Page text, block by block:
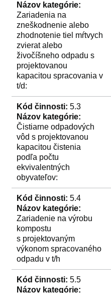
Názov kategórie:
Zariadenia na
zneškodnenie alebo
zhodnotenie tiel mŕtvych
zvierat alebo
živočíšneho odpadu s
projektovanou
kapacitou spracovania v
t/d:
Kód činnosti: 5.3
Názov kategórie:
Čistiarne odpadových
vôd s projektovanou
kapacitou čistenia
podľa počtu
ekvivalentných
obyvateľov:
Kód činnosti: 5.4
Názov kategórie:
Zariadenie na výrobu
kompostu
s projektovaným
výkonom spracovaného
odpadu v t/h
Kód činnosti: 5.5
Názov kategórie: